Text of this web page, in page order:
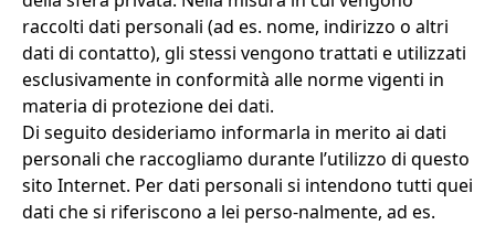
raccolti dati personali (ad es. nome, indirizzo o altri
dati di contatto), gli stessi vengono trattati e utilizzati
esclusivamente in conformità alle norme vigenti in
materia di protezione dei dati.
Di seguito desideriamo informarla in merito ai dati
personali che raccogliamo durante l’utilizzo di questo
sito Internet. Per dati personali si intendono tutti quei
dati che si riferiscono a lei perso-nalmente, ad es.